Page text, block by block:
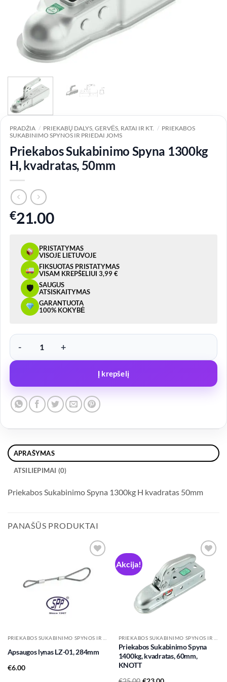
PRADŽIA / PRIEKABŲ DALYS, GERVĖS, RATAI IR KT. / PRIEKABOS
SUKABINIMO SPYNOS IR PRIEDAI JOMS
Priekabos Sukabinimo Spyna 1300kg
H, kvadratas, 50mm
€21.00
PRISTATYMAS
VISOJE LIETUVOJE
FIKSUOTAS PRISTATYMAS
VISAM KREPŠELIUI 3,99 €
🛡
SAUGUS
ATSISKAITYMAS
GARANTUOTA
100% KOKYBĖ
produkto kiekis: Priekabos Sukabinimo Spyna 1300kg H, kvadratas,
Į krepšelį
APRAŠYMAS
ATSILIEPIMAI (0)
Priekabos Sukabinimo Spyna 1300kg H kvadratas 50mm
PANAŠŪS PRODUKTAI
wishlist
Apsaugos lynas LZ-01, 284mm
€6.00
Akcija!
Add to
wishlist
Priekabos Sukabinimo Spyna
1400kg, kvadratas, 60mm,
KNOTT